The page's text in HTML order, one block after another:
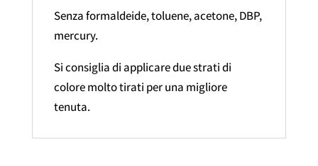
Senza formaldeide, toluene, acetone, DBP,
mercury.
Si consiglia di applicare due strati di
colore molto tirati per una migliore
tenuta.